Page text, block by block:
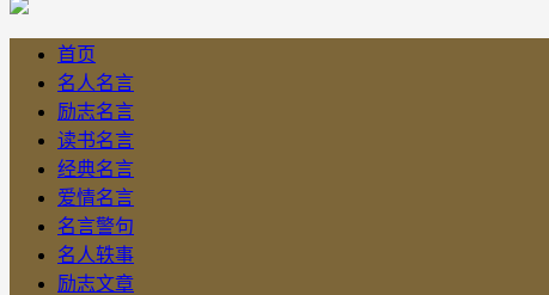
首页
名人名言
励志名言
读书名言
经典名言
爱情名言
名言警句
名人轶事
励志文章